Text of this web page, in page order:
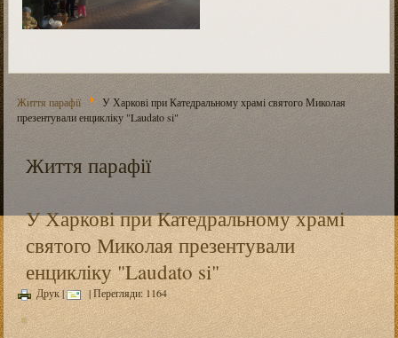
Життя парафії
У Харкові при Катедральному храмі святого Миколая
презентували енцикліку "Laudato si"
Життя парафії
У Харкові при Катедральному храмі
святого Миколая презентували
енцикліку "Laudato si"
Друк| | Перегляди: 1164